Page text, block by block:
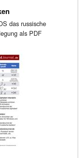
das russische
als PDF